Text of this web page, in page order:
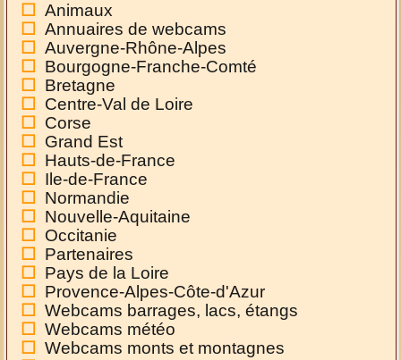
Animaux
Annuaires de webcams
Auvergne-Rhône-Alpes
Bourgogne-Franche-Comté
Bretagne
Centre-Val de Loire
Corse
Grand Est
Hauts-de-France
Ile-de-France
Normandie
Nouvelle-Aquitaine
Occitanie
Partenaires
Pays de la Loire
Provence-Alpes-Côte-d'Azur
Webcams barrages, lacs, étangs
Webcams météo
Webcams monts et montagnes